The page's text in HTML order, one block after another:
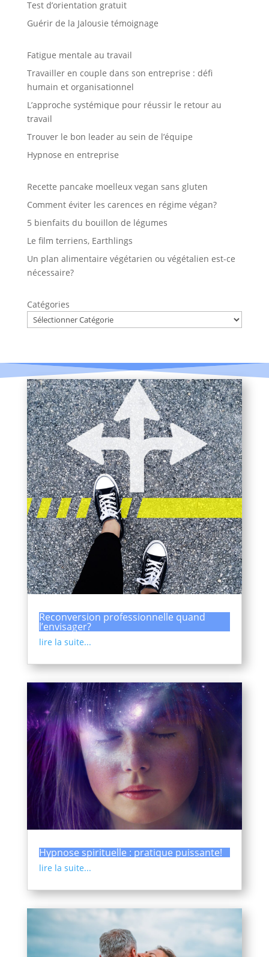
Test d’orientation gratuit
Guérir de la Jalousie témoignage
Fatigue mentale au travail
Travailler en couple dans son entreprise : défi
humain et organisationnel
L’approche systémique pour réussir le retour au
travail
Trouver le bon leader au sein de l’équipe
Hypnose en entreprise
Recette pancake moelleux vegan sans gluten
Comment éviter les carences en régime végan?
5 bienfaits du bouillon de légumes
Le film terriens, Earthlings
Un plan alimentaire végétarien ou végétalien est-ce
nécessaire?
Catégories
Reconversion professionnelle quand
l’envisager?
lire la suite...
Hypnose spirituelle : pratique puissante!
lire la suite...